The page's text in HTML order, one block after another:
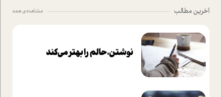
آخرین مطالب مشاهده ی همه
نوشتن، حالم را بهتر می‌کند